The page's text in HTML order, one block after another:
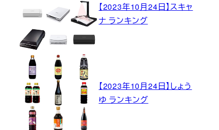
【2023年10月24日】スキャ
ナ ランキング
【2023年10月24日】しょう
ゆ ランキング